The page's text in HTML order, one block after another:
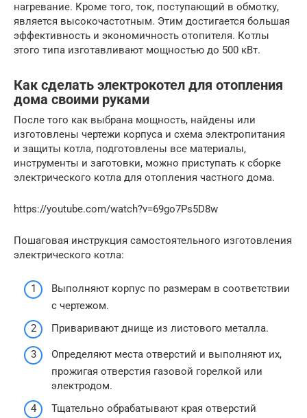
нагревание. Кроме того, ток, поступающий в обмотку,
является высокочастотным. Этим достигается большая
эффективность и экономичность отопителя. Котлы
этого типа изготавливают мощностью до 500 кВт.
Как сделать электрокотел для отопления
дома своими руками
После того как выбрана мощность, найдены или
изготовлены чертежи корпуса и схема электропитания
и защиты котла, подготовлены все материалы,
инструменты и заготовки, можно приступать к сборке
электрического котла для отопления частного дома.
https://youtube.com/watch?v=69go7Ps5D8w
Пошаговая инструкция самостоятельного изготовления
электрического котла:
Выполняют корпус по размерам в соответствии
с чертежом.
Приваривают днище из листового металла.
Определяют места отверстий и выполняют их,
прожигая отверстия газовой горелкой или
электродом.
Тщательно обрабатывают края отверстий